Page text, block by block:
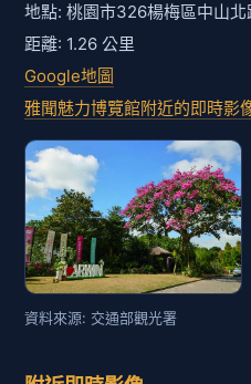
地點: 桃園市326楊梅區中山北
距離: 1.26 公里
Google地圖
雅聞魅力博覽館附近的即時影
資料來源: 交通部觀光署